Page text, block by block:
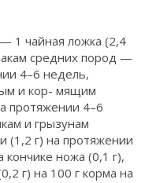
1 чайная ложка (2,4
средних пород —
4–6 недель,
и кор- мящим
протяжении 4–6
и грызунам
(1,2 г) на протяжении
ножа (0,1 г),
г) на 100 г корма на